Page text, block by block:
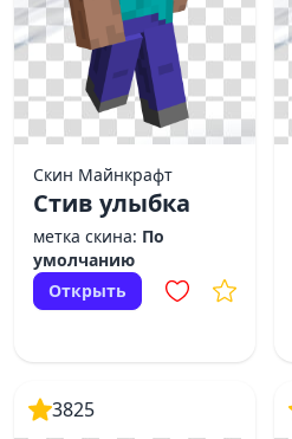
Скин Майнкрафт
Стив улыбка
метка скина: По
умолчанию
Открыть
3825